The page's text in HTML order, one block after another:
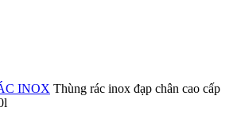
INOX Thùng rác inox đạp chân cao cấp